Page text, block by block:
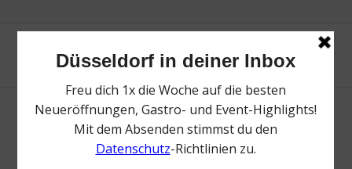
Apollo Varieté | Lieblingsladen | Mr.